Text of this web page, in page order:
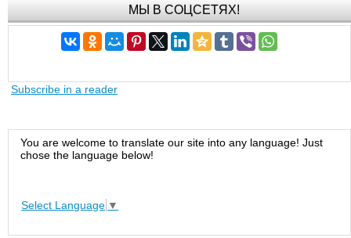
МЫ В СОЦСЕТЯХ!
Subscribe in a reader
You are welcome to translate our site into any language! Just
chose the language below!
Select Language ▼